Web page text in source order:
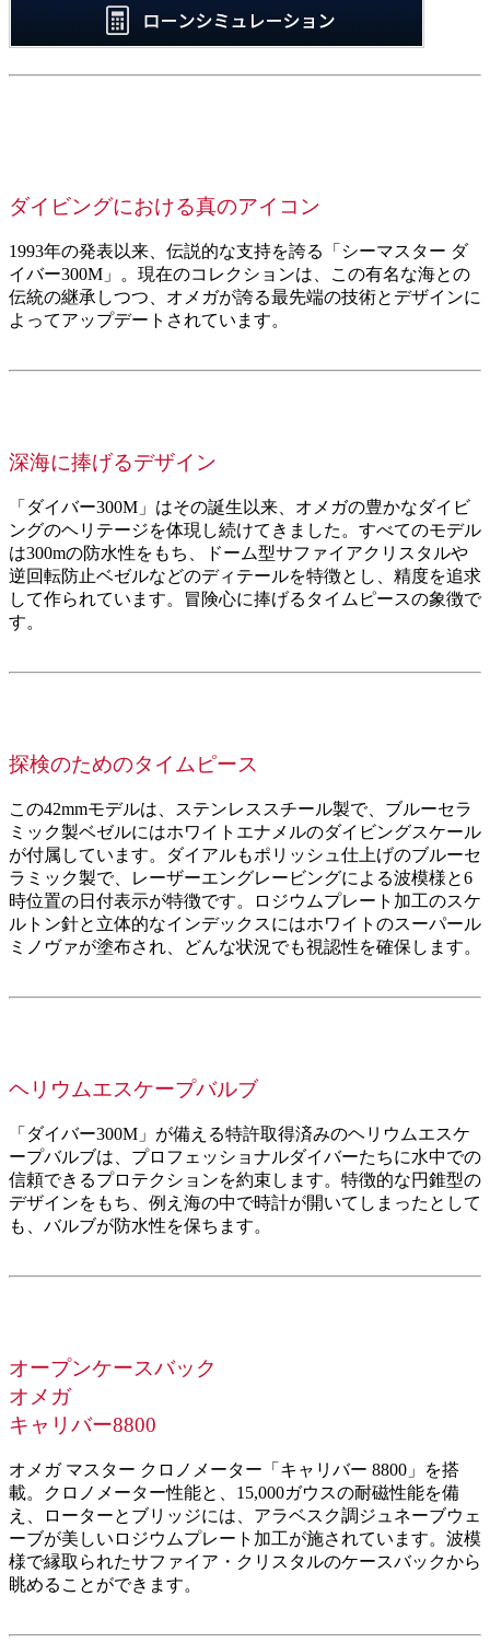
ダイビングにおける真のアイコン
1993年の発表以来、伝説的な支持を誇る「シーマスター ダ
イバー300M」。現在のコレクションは、この有名な海との
伝統の継承しつつ、オメガが誇る最先端の技術とデザインに
よってアップデートされています。
深海に捧げるデザイン
「ダイバー300M」はその誕生以来、オメガの豊かなダイビ
ングのヘリテージを体現し続けてきました。すべてのモデル
は300mの防水性をもち、ドーム型サファイアクリスタルや
逆回転防止ベゼルなどのディテールを特徴とし、精度を追求
して作られています。冒険心に捧げるタイムピースの象徴で
す。
探検のためのタイムピース
この42mmモデルは⁠、ステンレススチール製で⁠、ブル⁠ーセラ
ミ⁠ック製ベゼルにはホ⁠ワイトエナメルのダイビングスケ⁠ール
が付属しています⁠。ダイアルもポリ⁠ッシ⁠ュ仕上げのブル⁠ーセ
ラミ⁠ック製で⁠、レ⁠ーザ⁠ーエングレ⁠ービングによる波模様と6
時位置の日付表示が特徴です⁠。ロジウムプレ⁠ート加工のスケ
ルトン針と立体⁠的なインデ⁠ックスにはホ⁠ワイトのス⁠ーパ⁠ール
ミノヴ⁠ァが塗布され⁠、どんな状況でも視認性を確保します。
ヘリウムエスケープバルブ
「ダイバー300M」が備える特許取得済みのヘリウムエスケ
ープバルブは、プロフェッショナルダイバーたちに水中での
信頼できるプロテクションを約束します。特徴的な円錐型の
デザインをもち、例え海の中で時計が開いてしまったとして
も、バルブが防水性を保ちます。
オープンケースバック
オメガ
キャリバー8800
オメガ マスタ⁠ー クロノメ⁠ータ⁠ー「キ⁠ャリバ⁠ー 8800」を搭
載。クロノメーター性能と、15,000ガウスの耐磁性能を備
え、ローターとブリッジには、アラベスク調ジュネーブウェ
ーブが美しいロジウムプレート加工が施されています。波模
様で縁取られたサフ⁠ァイア⁠・クリスタルのケ⁠ースバ⁠ックから
眺めることができます⁠。